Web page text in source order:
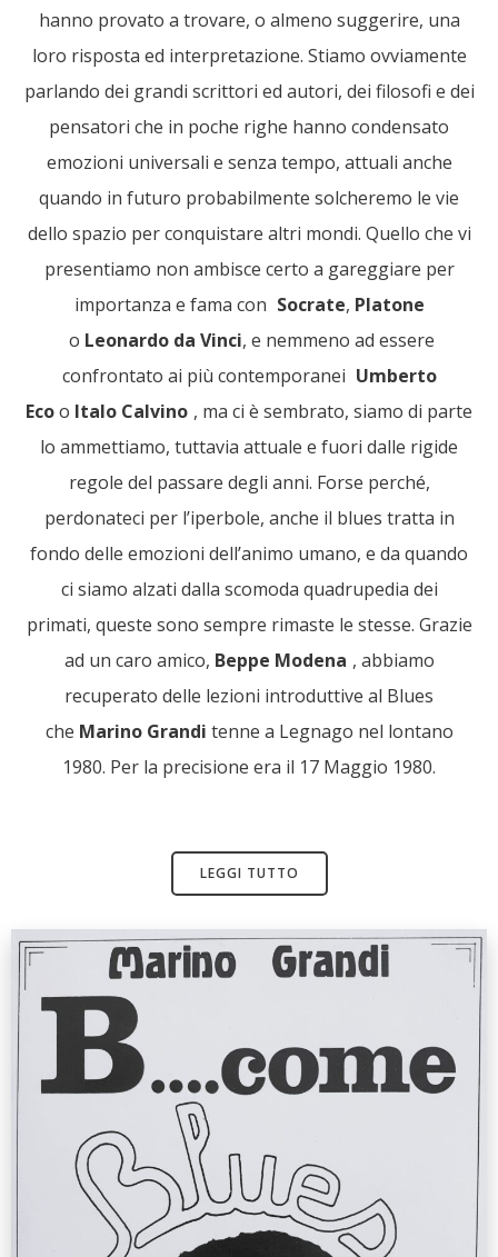
hanno provato a trovare, o almeno suggerire, una
loro risposta ed interpretazione. Stiamo ovviamente
parlando dei grandi scrittori ed autori, dei filosofi e dei
pensatori che in poche righe hanno condensato
emozioni universali e senza tempo, attuali anche
quando in futuro probabilmente solcheremo le vie
dello spazio per conquistare altri mondi. Quello che vi
presentiamo non ambisce certo a gareggiare per
importanza e fama con Socrate, Platone
o Leonardo da Vinci, e nemmeno ad essere
confrontato ai più contemporanei Umberto
Ecoo Italo Calvino , ma ci è sembrato, siamo di parte
lo ammettiamo, tuttavia attuale e fuori dalle rigide
regole del passare degli anni. Forse perché,
perdonateci per l’iperbole, anche il blues tratta in
fondo delle emozioni dell’animo umano, e da quando
ci siamo alzati dalla scomoda quadrupedia dei
primati, queste sono sempre rimaste le stesse. Grazie
ad un caro amico, Beppe Modena , abbiamo
recuperato delle lezioni introduttive al Blues
che Marino Grandi tenne a Legnago nel lontano
1980. Per la precisione era il 17 Maggio 1980.
LEGGI TUTTO